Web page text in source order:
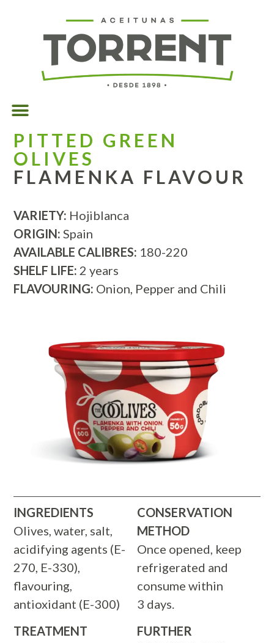
PITTED GREEN
OLIVES
FLAMENKA FLAVOUR
VARIETY: Hojiblanca
ORIGIN: Spain
AVAILABLE CALIBRES: 180-220
SHELF LIFE: 2 years
FLAVOURING: Onion, Pepper and Chili
INGREDIENTS
Olives, water, salt,
acidifying agents (E-
270, E-330),
flavouring,
antioxidant (E-300)
TREATMENT
CONSERVATION
METHOD
Once opened, keep
refrigerated and
consume within
3 days.
FURTHER